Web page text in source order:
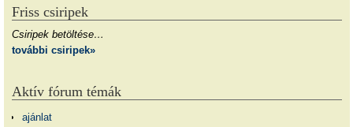
Friss csiripek
Csiripek betöltése…
további csiripek»
Aktív fórum témák
ajánlat